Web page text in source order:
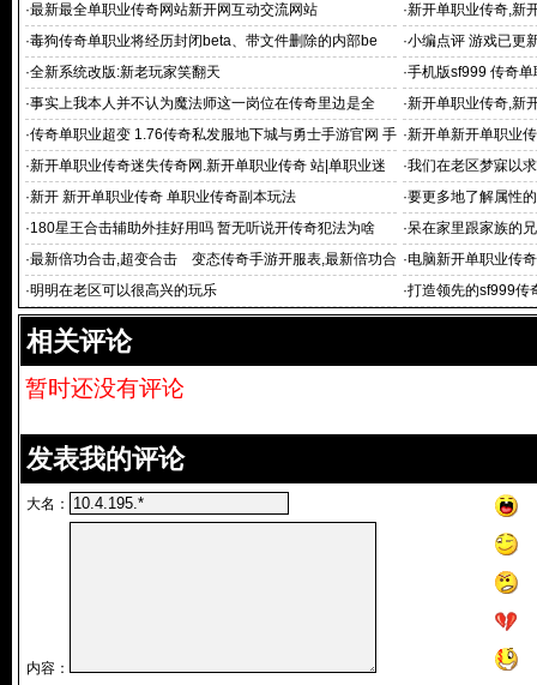
·最新最全单职业传奇网站新开网互动交流网站 ·新开单职业传奇,新
传奇
·毒狗传奇单职业将经历封闭beta、带文件删除的内部be ·小编点评 游戏已更
·全新系统改版:新老玩家笑翻天 ·手机版sf999 传奇
·事实上我本人并不认为魔法师这一岗位在传奇里边是全 ·新开单职业传奇,新
相结合
·传奇单职业超变 1.76传奇私发服地下城与勇士手游官网 手
游
·新开单新开单职业
私服|新开超变态单
·新开单职业传奇迷失传奇网.新开单职业传奇 站|单职业迷
失版本
·我们在老区梦寐以
·新开 新开单职业传奇 单职业传奇副本玩法 ·要更多地了解属性
·180星王合击辅助外挂好用吗 暂无听说开传奇犯法为啥 ·呆在家里跟家族的
·最新倍功合击,超变合击 变态传奇手游开服表,最新倍功合
击，热血传
·电脑新开单职业传
公子超变单职业
·明明在老区可以很高兴的玩乐 ·打造领先的sf999传
相关评论
暂时还没有评论
发表我的评论
大名：
内容：